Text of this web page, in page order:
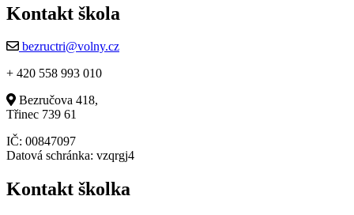
Kontakt škola
bezructri@volny.cz
+ 420 558 993 010
Bezručova 418,
Třinec 739 61
IČ: 00847097
Datová schránka: vzqrgj4
Kontakt školka